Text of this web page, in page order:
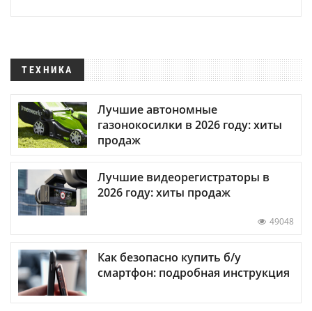
ТЕХНИКА
Лучшие автономные
газонокосилки в 2026 году: хиты
продаж
Лучшие видеорегистраторы в
2026 году: хиты продаж
49048
Как безопасно купить б/у
смартфон: подробная инструкция